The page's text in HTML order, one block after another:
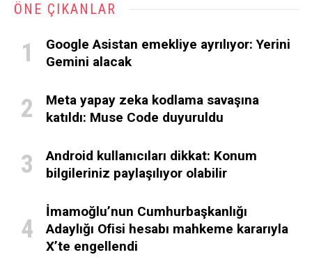
ÖNE ÇIKANLAR
Google Asistan emekliye ayrılıyor: Yerini
Gemini alacak
Meta yapay zeka kodlama savaşına
katıldı: Muse Code duyuruldu
Android kullanıcıları dikkat: Konum
bilgileriniz paylaşılıyor olabilir
İmamoğlu’nun Cumhurbaşkanlığı
Adaylığı Ofisi hesabı mahkeme kararıyla
X’te engellendi